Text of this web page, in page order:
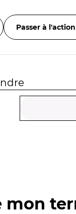
Passer à l'action
mon